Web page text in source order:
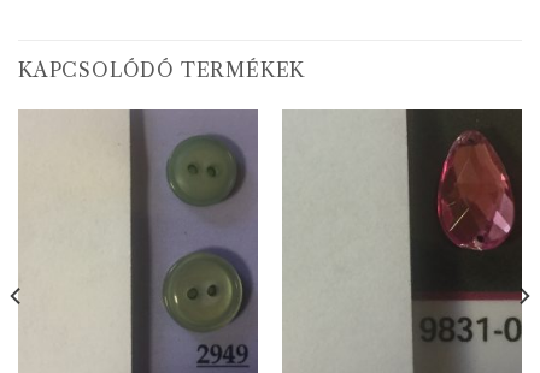
KAPCSOLÓDÓ TERMÉKEK